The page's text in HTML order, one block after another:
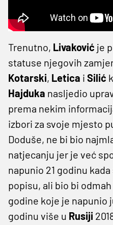
Trenutno, Livaković je
statuse njegovih
Kotarski, Letica i Silić
Hajduka nasljedio
prema nekim
izbori za svoje mjesto
Doduše, ne bi bio
natjecanju jer je već
napunio 21 godinu kada
popisu, ali bio bi
godine koje je napunio
godinu više u Rusiji